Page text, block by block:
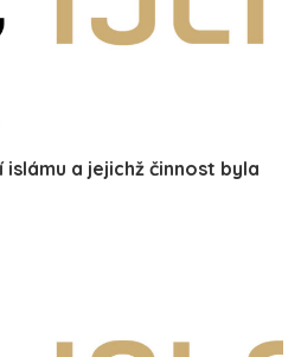
a jejichž činnost byla